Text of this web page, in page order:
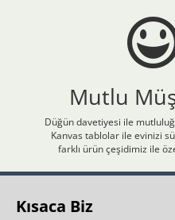
Mutlu
Düğün davetiyesi ile
Kanvas tablolar ile evinizi
farklı ürün çeşidimiz ile
Kısaca Biz